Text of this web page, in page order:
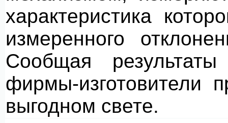
характеристика
измеренного
Сообщая
фирмы-изготовители
выгодном свете.